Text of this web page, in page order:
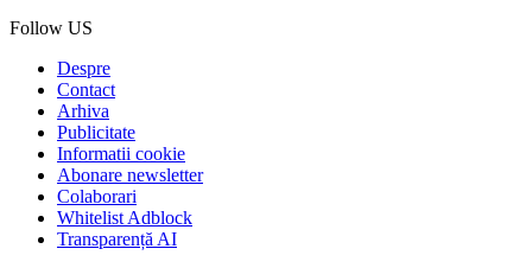
Follow US
Despre
Contact
Arhiva
Publicitate
Informatii cookie
Abonare newsletter
Colaborari
Whitelist Adblock
Transparență AI